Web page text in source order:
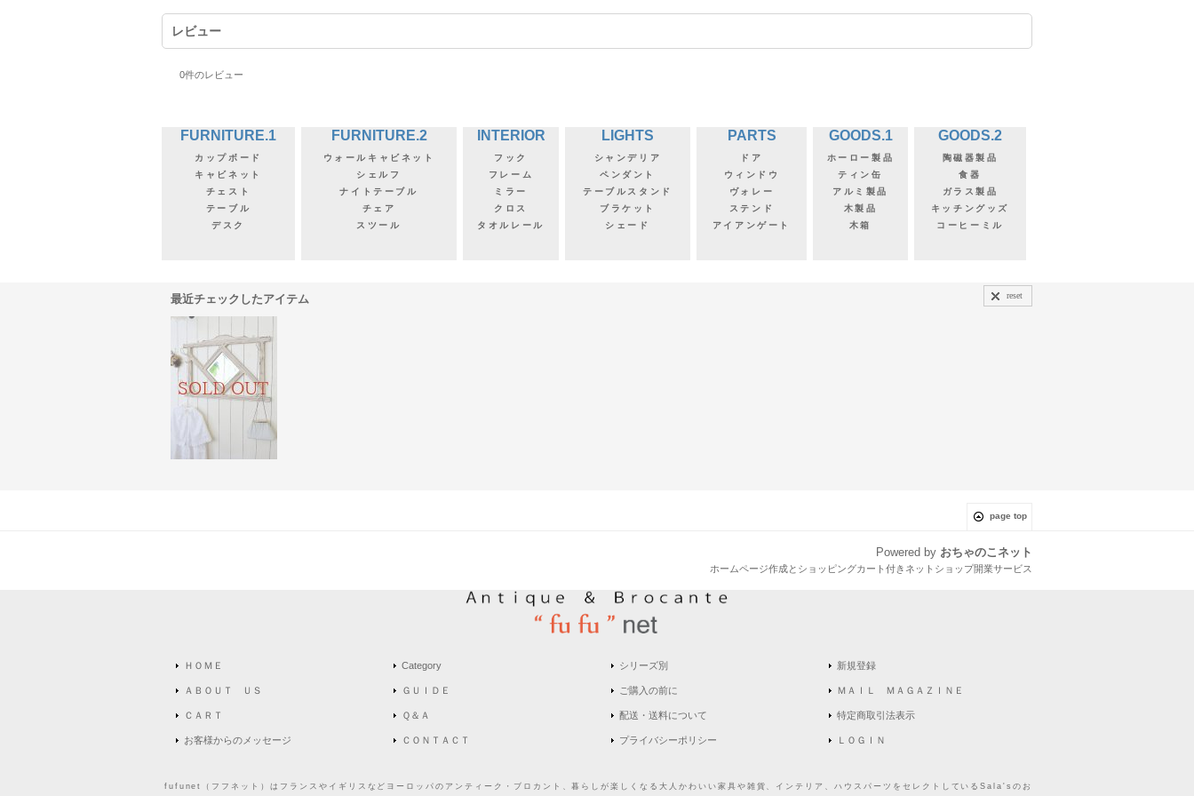
レビュー
0件のレビュー
FURNITURE.1
カップボード
キャビネット
チェスト
テーブル
デスク
FURNITURE.2
ウォールキャビネット
シェルフ
ナイトテーブル
チェア
スツール
INTERIOR
フック
フレーム
ミラー
クロス
タオルレール
LIGHTS
シャンデリア
ペンダント
テーブルスタンド
ブラケット
シェード
PARTS
ドア
ウィンドウ
ヴォレー
ステンド
アイアンゲート
GOODS.1
ホーロー製品
ティン缶
アルミ製品
木製品
木箱
GOODS.2
陶磁器製品
食器
ガラス製品
キッチングッズ
コーヒーミル
最近チェックしたアイテム reset
page top
Powered by おちゃのこネット
ホームページ作成とショッピングカート付きネットショップ開業サービス
ＨＯＭＥ
ＡＢＯＵＴ ＵＳ
ＣＡＲＴ
お客様からのメッセージ
Category
ＧＵＩＤＥ
Ｑ＆Ａ
ＣＯＮＴＡＣＴ
シリーズ別
ご購入の前に
配送・送料について
プライバシーポリシー
新規登録
ＭＡＩＬ ＭＡＧＡＺＩＮＥ
特定商取引法表示
ＬＯＧＩＮ
fufunet（フフネット）はフランスやイギリスなどヨーロッパのアンティーク・ブロカント、暮らしが楽しくなる大人かわいい家具や雑貨、インテリア、ハウスパーツをセレクトしているSala'sのお